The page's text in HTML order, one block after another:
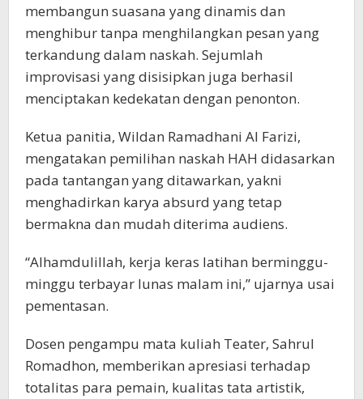
membangun suasana yang dinamis dan
menghibur tanpa menghilangkan pesan yang
terkandung dalam naskah. Sejumlah
improvisasi yang disisipkan juga berhasil
menciptakan kedekatan dengan penonton.
Ketua panitia, Wildan Ramadhani Al Farizi,
mengatakan pemilihan naskah HAH didasarkan
pada tantangan yang ditawarkan, yakni
menghadirkan karya absurd yang tetap
bermakna dan mudah diterima audiens.
“Alhamdulillah, kerja keras latihan berminggu-
minggu terbayar lunas malam ini,” ujarnya usai
pementasan.
Dosen pengampu mata kuliah Teater, Sahrul
Romadhon, memberikan apresiasi terhadap
totalitas para pemain, kualitas tata artistik,